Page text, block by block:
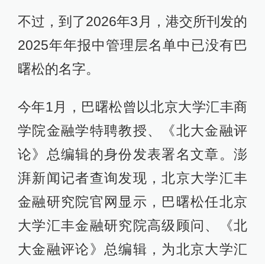
不过，到了2026年3月，港交所刊发的
2025年年报中管理层名单中已没有巴
曙松的名字。
今年1月，巴曙松曾以北京大学汇丰商
学院金融学特聘教授、《北大金融评
论》总编辑的身份发表署名文章。澎
湃新闻记者查询发现，北京大学汇丰
金融研究院官网显示，巴曙松任北京
大学汇丰金融研究院高级顾问、《北
大金融评论》总编辑，为北京大学汇